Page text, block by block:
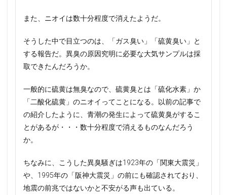
また、ニオイは数十分程度で消えたようだ。
そうした中で目立つのは、「ガス臭い」「硫黄臭い」と
する報告だ。異臭の原因究明に必要な大気サンプルは採
取できたんだろうか。
一般的に硫黄は無臭なので、硫黄臭とは「硫化水素」か
「二酸化硫黄」のニオイってことになる。以前の記事で
の紹介したように、青潮の発生によって硫黄臭がするこ
とがあるが・・・数十分程度で消えるものなんだろう
か。
ちなみに、こうした異臭騒ぎは1923年の「関東大震災」
や、1995年の「阪神大震災」の前にも確認されており、
地震の前兆ではないかと不安がる声も出ている。